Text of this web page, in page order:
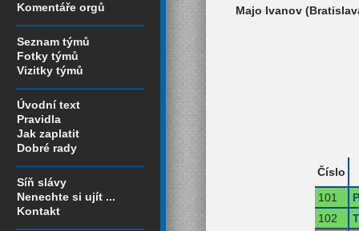
Komentáře orgů
Seznam týmů
Fotky týmů
Vizitky týmů
Úvodní text
Pravidla
Jak zaplatit
Dobré rady
Síň slávy
Nenechte si ujít ...
Kontakt
Majo Ivanov
Číslo
101
102